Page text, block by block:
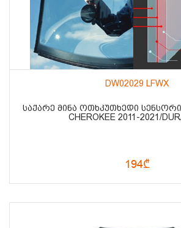
DW02029 LFWX
ᲡᲐᲥᲐᲠᲔ ᲛᲘᲜᲐ ᲝᲗᲮᲙᲣᲗᲮᲔᲓᲘ
CHEROKEE 2011-2021/
194₾